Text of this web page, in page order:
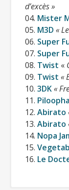
centaine
groupes
leurs
d’excès »
04. Mister
05. M3D «
06. Super
07. Super
08. Twist «
09. Twist «
10. 3DK«
11.
12. Abirato
13. Abirato
14. Nopa
15.
16. Le